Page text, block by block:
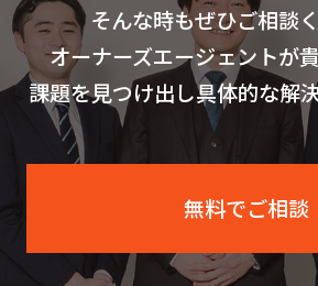
そんな時もぜひご相談
オーナーズエージェントが
課題を見つけ出し具体的な解
無料でご相談